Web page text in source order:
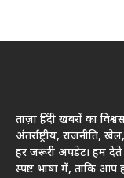
ताज़ा हिंदी खबरों का
अंतर्राष्ट्रीय, राजनीति,
हर जरूरी अपडेट। हम
स्पष्ट भाषा में, ताकि आप